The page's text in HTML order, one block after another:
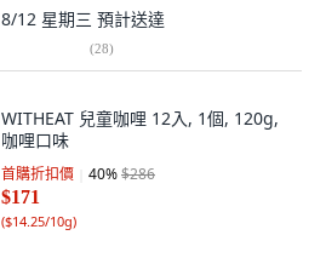
8/12 星期三 預計送達
(28)
WITHEAT 兒童咖哩 12入, 1個, 120g,
咖哩口味
首購折扣價 40%$286
$171
($14.25/10g)